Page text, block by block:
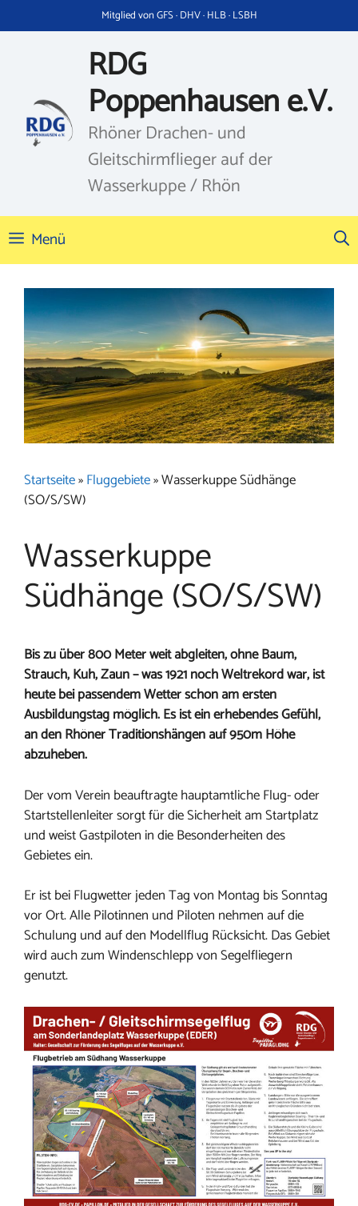
Inhalt
Mitglied von GFS · DHV · HLB · LSBH
RDG
Poppenhausen e.V.
Rhöner Drachen- und
Gleitschirmflieger auf der
Wasserkuppe / Rhön
Menü
Startseite»Fluggebiete»Wasserkuppe Südhänge
(SO/S/SW)
Wasserkuppe
Südhänge (SO/S/SW)
Bis zu über 800 Meter weit abgleiten, ohne Baum,
Strauch, Kuh, Zaun – was 1921 noch Weltrekord war, ist
heute bei passendem Wetter schon am ersten
Ausbildungstag möglich. Es ist ein erhebendes Gefühl,
an den Rhöner Traditionshängen auf 950m Höhe
abzuheben.
Der vom Verein beauftragte hauptamtliche Flug- oder
Startstellenleiter sorgt für die Sicherheit am Startplatz
und weist Gastpiloten in die Besonderheiten des
Gebietes ein.
Er ist bei Flugwetter jeden Tag von Montag bis Sonntag
vor Ort. Alle Pilotinnen und Piloten nehmen auf die
Schulung und auf den Modellflug Rücksicht. Das Gebiet
wird auch zum Windenschlepp von Segelfliegern
genutzt.